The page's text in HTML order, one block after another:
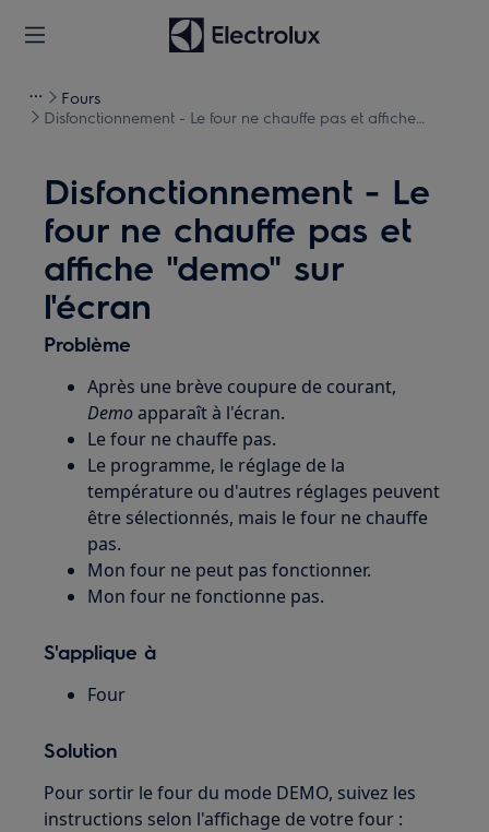
Fours
Disfonctionnement - Le four ne chauffe pas et affiche
Disfonctionnement - Le
four ne chauffe pas et
affiche "demo" sur
l'écran
Problème
Après une brève coupure de courant,
Demoapparaît à l'écran.
Le four ne chauffe pas.
Le programme, le réglage de la
température ou d'autres réglages peuvent
être sélectionnés, mais le four ne chauffe
pas.
Mon four ne peut pas fonctionner.
Mon four ne fonctionne pas.
S'applique à
Four
Solution
Pour sortir le four du mode DEMO, suivez les
instructions selon l'affichage de votre four :